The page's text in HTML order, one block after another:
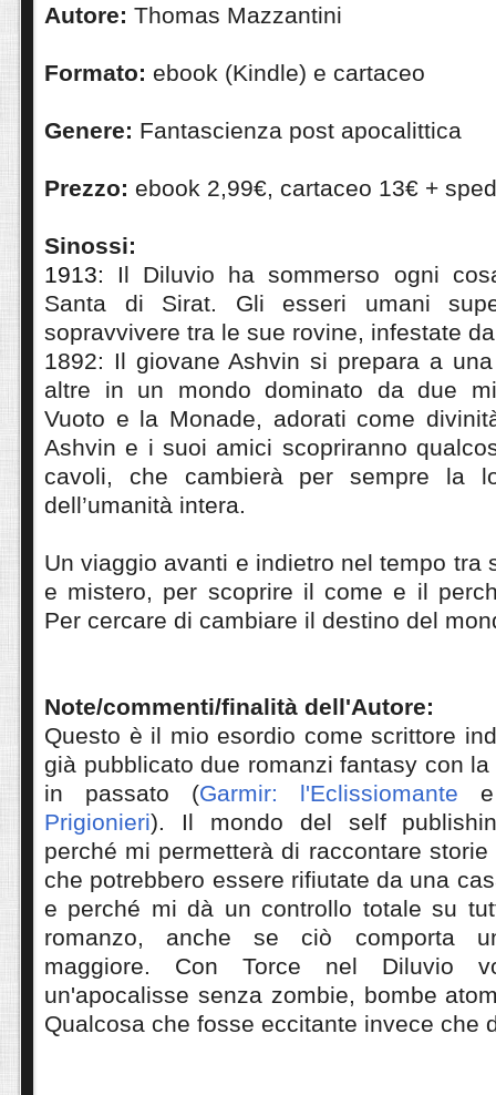
Autore: Thomas Mazzantini
Formato: ebook (Kindle) e cartaceo
Genere: Fantascienza post apocalittica
Prezzo: ebook 2,99€, cartaceo 13€ +
Sinossi:
1913: Il Diluvio ha sommerso ogni
Santa di Sirat. Gli esseri umani
sopravvivere tra le sue rovine, infestate
1892: Il giovane Ashvin si prepara a
altre in un mondo dominato da due
Vuoto e la Monade, adorati come
Ashvin e i suoi amici scopriranno
cavoli, che cambierà per sempre la
dell’umanità intera.
Un viaggio avanti e indietro nel tempo tra
e mistero, per scoprire il come e il
Per cercare di cambiare il destino del
Note/commenti/finalità dell'Autore:
Questo è il mio esordio come scrittore
già pubblicato due romanzi fantasy con
in passato (Garmir: l'Eclissiomante
Prigionieri). Il mondo del self
perché mi permetterà di raccontare
che potrebbero essere rifiutate da una
e perché mi dà un controllo totale su
romanzo, anche se ciò comporta
maggiore. Con Torce nel Diluvio
un'apocalisse senza zombie, bombe
Qualcosa che fosse eccitante invece che